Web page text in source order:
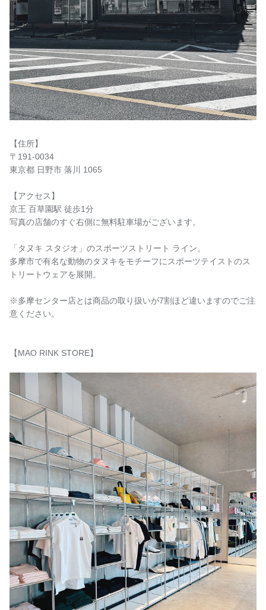
【住所】
〒191-0034
東京都 日野市 落川 1065
【アクセス】
京王 百草園駅 徒歩1分
写真の店舗のすぐ右側に無料駐車場がございます。
「タヌキ スタジオ」のスポーツストリート ライン。
多摩市で有名な動物のタヌキをモチーフにスポーツテイストのス
トリートウェアを展開。
※多摩センター店とは商品の取り扱いが7割ほど違いますのでご注
意ください。
【MAO RINK STORE】